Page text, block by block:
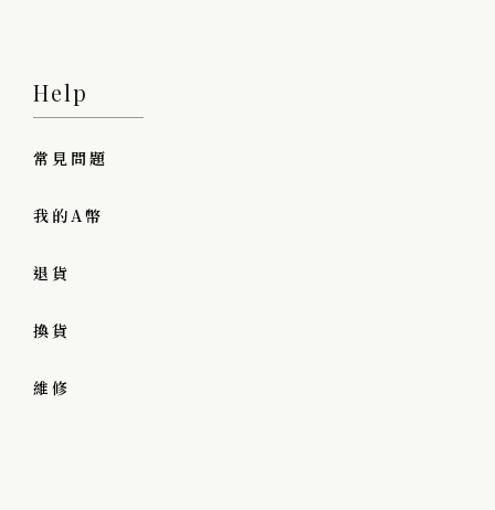
Help
常見問題
我的A幣
退貨
換貨
維修